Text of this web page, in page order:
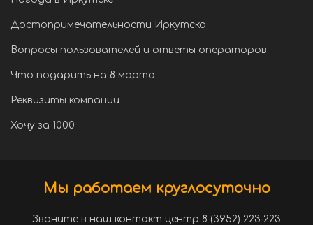
Достопримечательности Иркутска
Вопросы пользователей и ответы операторов
Что подарить на 8 марта
Реквизиты компании
Хочу за 1000
Мы работаем круглосуточно
Звоните в наш контакт центр 8 (3952) 223-223